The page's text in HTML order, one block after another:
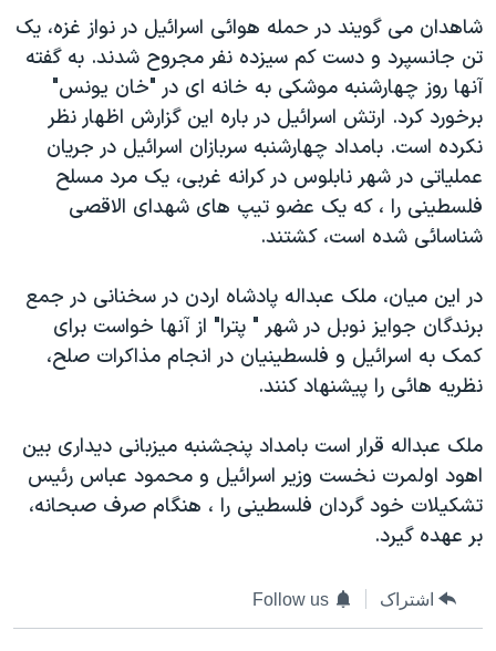
جهش
به
جستجو
ورزشی
گزیده‌ها
ویژه برنامه‌ها
ویدیوها
فرهنگ و زندگی
حقوق شهروندی
علم و فناوری
اسرائیل در جنگ
گالری عکس
جام جهانی ۲۰۲۶
عملیات خشم حماسی
۲۵۰سالگی آمریکا
بایگانی برنامه‌های تلویزیونی
مستندها
انتخابات ریاست جمهوری آمریکا ۲۰۲۴
رمز مهسا
ورزش زنان در ایران
اعتراضات زن، زندگی، آزادی
تریبونال مردمی آبان ۹۸
دادگاه حمید نوری
چهل سال گروگان‌گیری
اعتراضات مردمی آبان ۹۸
فرکانس‌های صدای آمریکا
پخش رادیویی
یادگیری زبان انگلیسی
دنبال کنید
زبانهای مختلف
شاهدان می گویند در حمله هوائی اسرائيل در نواز غزه، یک
تن جانسپرد و دست کم سيزده نفر مجروح شدند. به گفته
آنها روز چهارشنبه موشکی به خانه ای در "خان یونس"
برخورد کرد. ارتش اسرائیل در باره این گزارش اظهار نظر
نکرده است. بامداد چهارشنبه سربازان اسرائيل در جریان
عملیاتی در شهر نابلوس در کرانه غربی، یک مرد مسلح
فلسطینی را ، که یک عضو تیپ های شهدای الاقصی
شناسائی شده است، کشتند.
در این میان، ملک عبداله پادشاه اردن در سخنانی در جمع
برندگان جوایز نوبل در شهر " پترا" از آنها خواست برای
کمک به اسرائيل و فلسطینیان در انجام مذاکرات صلح،
نظریه هائی را پیشنهاد کنند.
ملک عبداله قرار است بامداد پنجشنبه میزبانی دیداری بین
اهود اولمرت نخست وزیر اسرائيل و محمود عباس رئیس
تشکیلات خود گردان فلسطینی را ، هنگام صرف صبحانه،
بر عهده گیرد.
اشتراک Follow us